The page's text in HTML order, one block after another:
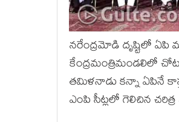
నరేంద్రమోడి దృష్టిలో
కేంద్రమంత్రిమండలిలో
తమిళనాడు కన్నా ఏపినే
ఎంపి సీట్లలో గెలిచిన